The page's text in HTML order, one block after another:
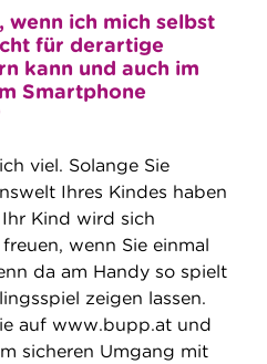
wenn ich mich selbst
für derartige
kann und auch im
Smartphone
viel. Solange Sie
Ihres Kindes haben
Kind wird sich
wenn Sie einmal
da am Handy so spielt
zeigen lassen.
auf www.bupp.at und
sicheren Umgang mit